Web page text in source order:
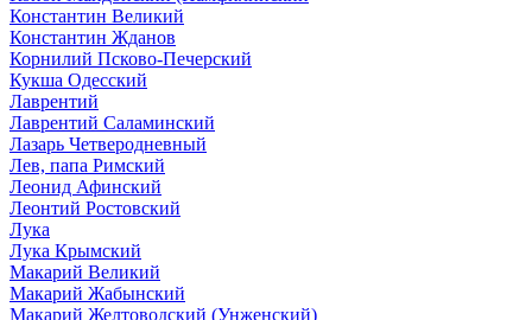
Константин Великий
Константин Жданов
Корнилий Псково-Печерский
Кукша Одесский
Лаврентий
Лаврентий Саламинский
Лазарь Четверодневный
Лев, папа Римский
Леонид Афинский
Леонтий Ростовский
Лука
Лука Крымский
Макарий Великий
Макарий Жабынский
Макарий Желтоводский (Унженский)